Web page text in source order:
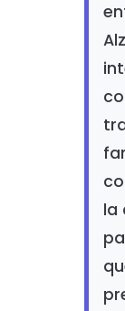
la